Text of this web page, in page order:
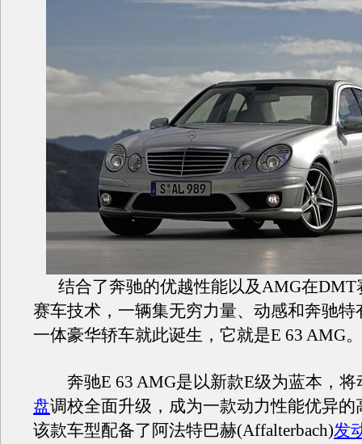
结合了奔驰的优越性能以及AMG在DMT
赛车技术，一辆集无穷力量、动感和奔驰特
一体豪华轿车就此诞生，它就是E 63 AMG。
奔驰E 63 AMG是以新款E级为蓝本，将
盘调校全面升级，成为一款动力性能优异的
该款车型配备了阿法特巴赫(Affalterbach)发